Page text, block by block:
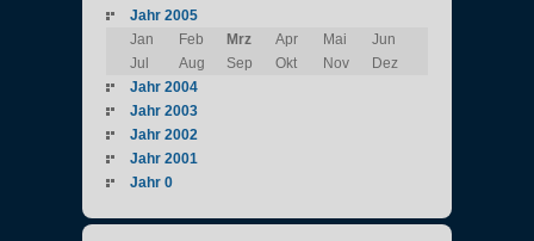
Jahr 2005
Jan
Feb Mrz Apr Mai
Jun
Jul
Aug Sep Okt Nov
Dez
Jahr 2004
Jahr 2003
Jahr 2002
Jahr 2001
Jahr 0